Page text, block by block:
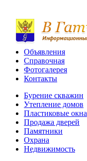
Объявления
Справочная
Фотогалерея
Контакты
Бурение скважин
Утепление домов
Пластиковые окна
Продажа дверей
Памятники
Охрана
Недвижимость